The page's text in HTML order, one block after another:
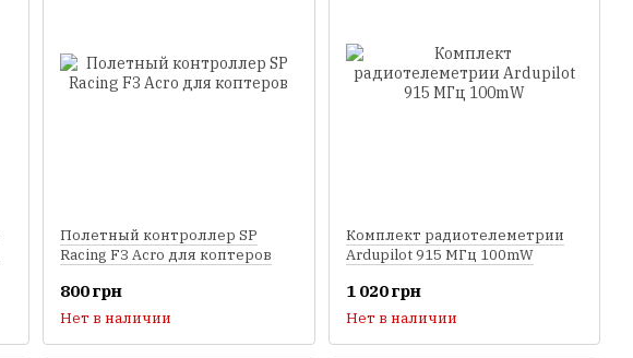
Полетный контроллер SP
Racing F3 Acro для коптеров
800 грн
Нет в наличии
Комплект радиотелеметрии
Ardupilot 915 МГц 100mW
1 020 грн
Нет в наличии